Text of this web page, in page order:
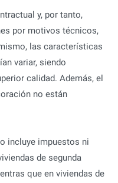
y, por tanto,
por motivos técnicos,
las características
variar, siendo
calidad. Además, el
no están
incluye impuestos ni
de segunda
que en viviendas de